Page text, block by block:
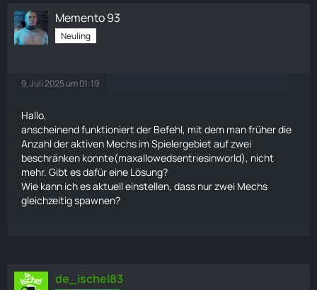
Memento 93
Neuling
9. Juli 2025 um 01:19
Hallo,
anscheinend funktioniert der Befehl, mit dem man früher die
Anzahl der aktiven Mechs im Spielergebiet auf zwei
beschränken konnte(maxallowedsentriesinworld), nicht
mehr. Gibt es dafür eine Lösung?
Wie kann ich es aktuell einstellen, dass nur zwei Mechs
gleichzeitig spawnen?
de_ischel83